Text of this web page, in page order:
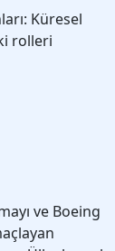
Küresel
rolleri
ve Boeing